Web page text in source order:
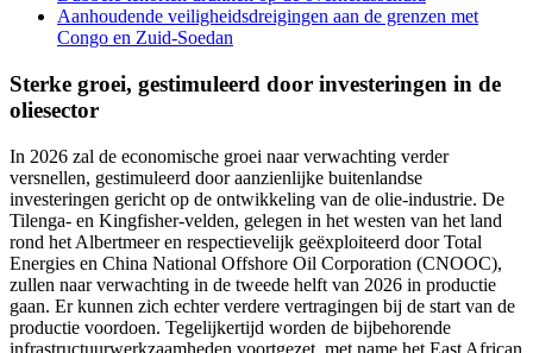
Aanhoudende veiligheidsdreigingen aan de grenzen met
Congo en Zuid-Soedan
Sterke groei, gestimuleerd door investeringen in de
oliesector
In 2026 zal de economische groei naar verwachting verder
versnellen, gestimuleerd door aanzienlijke buitenlandse
investeringen gericht op de ontwikkeling van de olie-industrie. De
Tilenga- en Kingfisher-velden, gelegen in het westen van het land
rond het Albertmeer en respectievelijk geëxploiteerd door Total
Energies en China National Offshore Oil Corporation (CNOOC),
zullen naar verwachting in de tweede helft van 2026 in productie
gaan. Er kunnen zich echter verdere vertragingen bij de start van de
productie voordoen. Tegelijkertijd worden de bijbehorende
infrastructuurwerkzaamheden voortgezet, met name het East African